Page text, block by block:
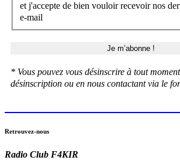
et j'accepte de bien vouloir recevoir nos
e-mail
* Vous pouvez vous désinscrire à tout
désinscription ou en nous contactant via le
Retrouvez-nous
Radio Club F4KIR